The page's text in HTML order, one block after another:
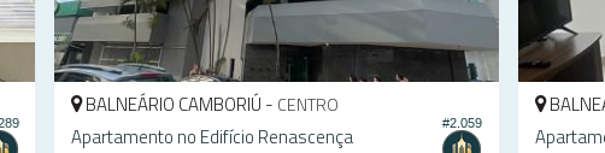
BALNEÁRIO CAMBORIÚ -CENTRO
Apartamento no Edificio Ilha do Arvoredo